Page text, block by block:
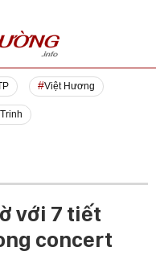
Việt Hương
với 7 tiết
concert